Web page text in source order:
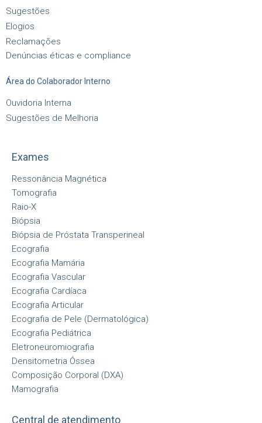
Sugestões
Elogios
Reclamações
Denúncias éticas e compliance
Área do Colaborador Interno
Ouvidoria Interna
Sugestões de Melhoria
Exames
Ressonância Magnética
Tomografia
Raio-X
Biópsia
Biópsia de Próstata Transperineal
Ecografia
Ecografia Mamária
Ecografia Vascular
Ecografia Cardíaca
Ecografia Articular
Ecografia de Pele (Dermatológica)
Ecografia Pediátrica
Eletroneuromiografia
Densitometria Óssea
Composição Corporal (DXA)
Mamografia
Central de atendimento